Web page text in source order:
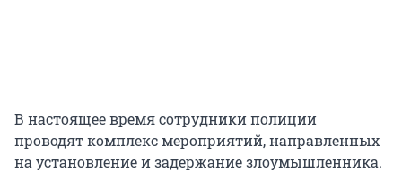
В настоящее время сотрудники полиции
проводят комплекс мероприятий, направленных
на установление и задержание злоумышленника.